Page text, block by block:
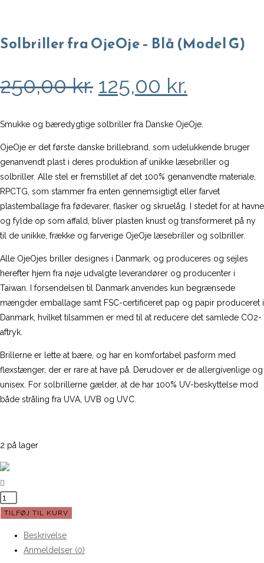
Solbriller fra OjeOje – Blå (Model G)
250,00kr. Den
pris
var:
250,00 kr..
125,00 kr.
pris
er:
125,00
Smukke og bæredygtige solbriller fra Danske OjeOje.
OjeOje er det første danske brillebrand, som udelukkende bruger
genanvendt plast i deres produktion af unikke læsebriller og
solbriller. Alle stel er fremstillet af det 100% genanvendte materiale,
RPCTG, som stammer fra enten gennemsigtigt eller farvet
plastemballage fra fødevarer, flasker og skruelåg. I stedet for at havne
og fylde op som affald, bliver plasten knust og transformeret på ny
til de unikke, frække og farverige OjeOje læsebriller og solbriller.
Alle OjeOjes briller designes i Danmark, og produceres og sejles
herefter hjem fra nøje udvalgte leverandører og producenter i
Taiwan. I forsendelsen til Danmark anvendes kun begrænsede
mængder emballage samt FSC-certificeret pap og papir produceret i
Danmark, hvilket tilsammen er med til at reducere det samlede CO2-
aftryk.
Brillerne er lette at bære, og har en komfortabel pasform med
flexstænger, der er rare at have på. Derudover er de allergivenlige og
unisex. For solbrillerne gælder, at de har 100% UV-beskyttelse mod
både stråling fra UVA, UVB og UVC.
2 på lager
Solbriller
fraTILFØJ TIL KURV
Beskrivelse
Anmeldelser (0)